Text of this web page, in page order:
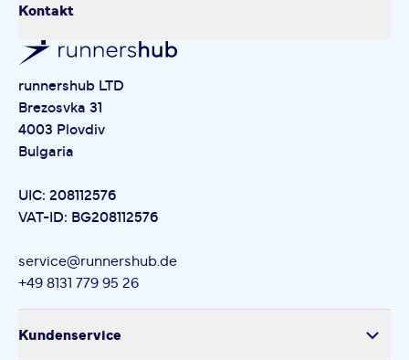
Kontakt
runnershub LTD
Brezosvka 31
4003 Plovdiv
Bulgaria
UIC: 208112576
VAT-ID: BG208112576
service@runnershub.de
+49 8131 779 95 26
Kundenservice